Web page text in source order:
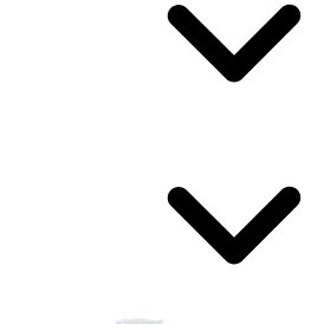
Powered by chaterimo